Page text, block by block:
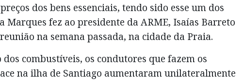
dos bens essenciais, tendo sido esse um dos
Marques fez ao presidente da ARME, Isaías Barreto
na semana passada, na cidade da Praia.
dos combustíveis, os condutores que fazem os
na ilha de Santiago aumentaram unilateralmente